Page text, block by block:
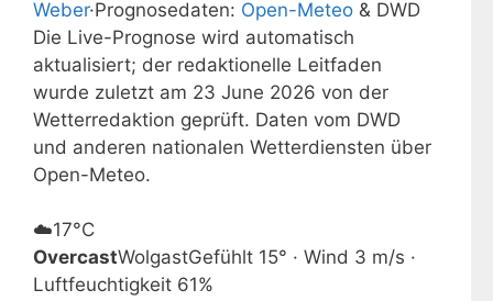
Weber·Prognosedaten: Open-Meteo & DWD
Die Live-Prognose wird automatisch
aktualisiert; der redaktionelle Leitfaden
wurde zuletzt am 23 June 2026 von der
Wetterredaktion geprüft. Daten vom DWD
und anderen nationalen Wetterdiensten über
Open-Meteo.
☁️17°C
OvercastWolgastGefühlt 15° · Wind 3 m/s ·
Luftfeuchtigkeit 61%